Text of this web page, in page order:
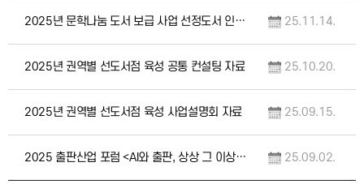
2025년 문학나눔 도서 보급 사업 선정도서 인증마크 25.11.14.
2025년 권역별 선도서점 육성 공통 컨설팅 자료 25.10.20.
2025년 권역별 선도서점 육성 사업설명회 자료 25.09.15.
2025 출판산업 포럼 <AI와 출판, 상상 그 이상의 미래> 자료집 25.09.02.